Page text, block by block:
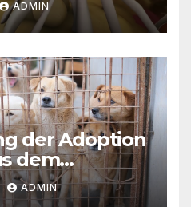
ADMIN
der Adoption
dem
ADMIN